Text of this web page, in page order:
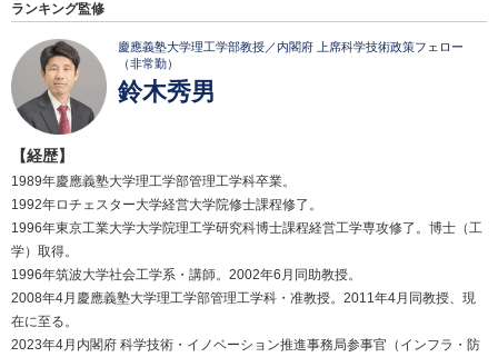
ランキング監修
慶應義塾大学理工学部教授／内閣府 上席科学技術政策フェロー
（非常勤）
鈴木秀男
【経歴】
1989年慶應義塾大学理工学部管理工学科卒業。
1992年ロチェスター大学経営大学院修士課程修了。
1996年東京工業大学大学院理工学研究科博士課程経営工学専攻修了。博士（工
学）取得。
1996年筑波大学社会工学系・講師。2002年6月同助教授。
2008年4月慶應義塾大学理工学部管理工学科・准教授。2011年4月同教授、現
在に至る。
2023年4月内閣府 科学技術・イノベーション推進事務局参事官（インフラ・防